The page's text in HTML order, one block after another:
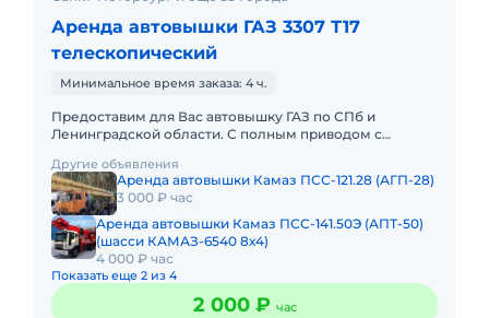
Аренда автовышки ГАЗ 3307 Т17
телескопический
Минимальное время заказа: 4 ч.
Предоставим для Вас автовышку ГАЗ по СПб и
Ленинградской области. С полным приводом с
12, 15, 18, 22, 30, 23, 3
Другие объявления
Аренда автовышки Камаз ПСС-121.28 (АГП-28)
3 000 ₽ час
Аренда автовышки Камаз ПСС-141.50Э (АПТ-50)
(шасси КАМАЗ-6540 8х4)
4 000 ₽ час
Показать еще 2 из 4
2 000 ₽ час